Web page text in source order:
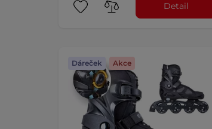
Detail
Dáreček Akce